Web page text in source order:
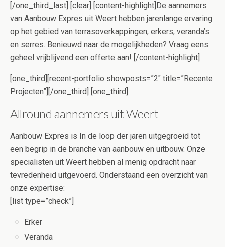
[/one_third_last] [clear] [content-highlight]De aannemers
van Aanbouw Expres uit Weert hebben jarenlange ervaring
op het gebied van terrasoverkappingen, erkers, veranda’s
en serres. Benieuwd naar de mogelijkheden? Vraag eens
geheel vrijblijvend een offerte aan! [/content-highlight]
[one_third][recent-portfolio showposts=”2″ title=”Recente
Projecten”][/one_third] [one_third]
Allround aannemers uit Weert
Aanbouw Expres is In de loop der jaren uitgegroeid tot
een begrip in de branche van aanbouw en uitbouw. Onze
specialisten uit Weert hebben al menig opdracht naar
tevredenheid uitgevoerd. Onderstaand een overzicht van
onze expertise:
[list type=”check”]
Erker
Veranda